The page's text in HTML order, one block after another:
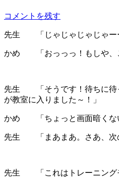
コメントを残す
先生 「じゃじゃじゃじゃー
かめ 「おっっっ！もしや、
先生 「そうです！待ちに待
が教室に入りました～！」
かめ 「ちょっと画面暗くな
先生 「まあまあ。さあ、次
先生 「これはトレーニング